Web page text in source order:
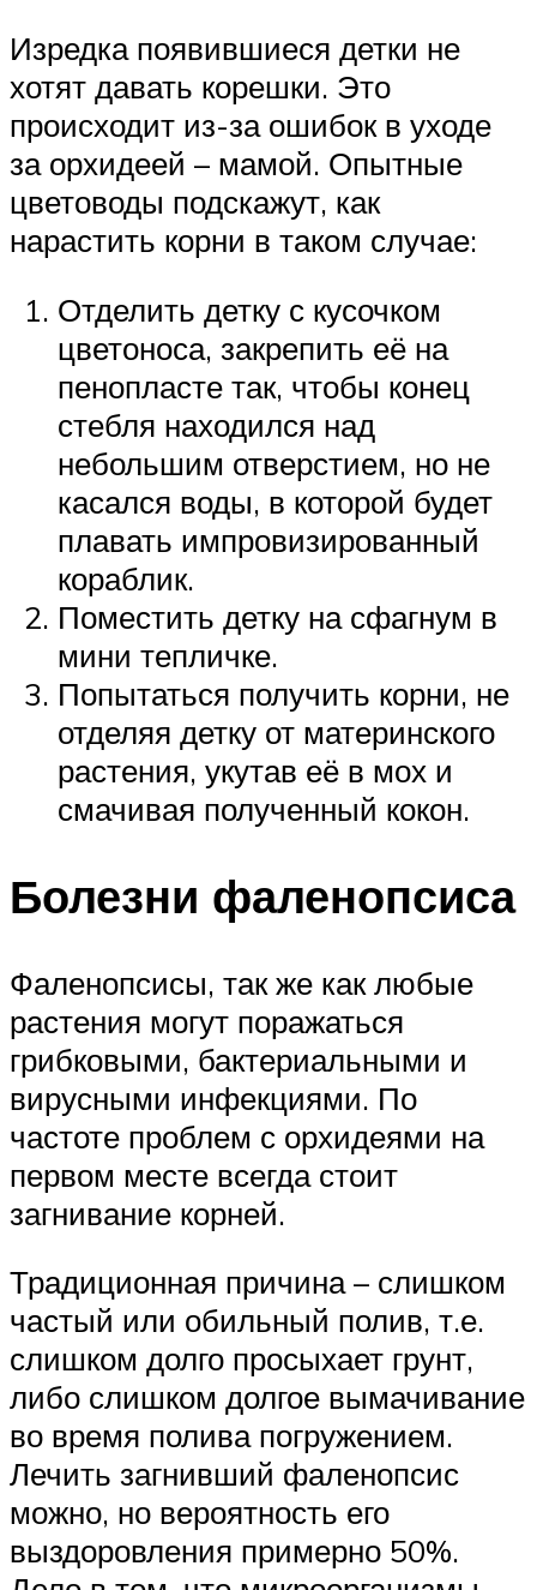
Изредка появившиеся детки не
хотят давать корешки. Это
происходит из-за ошибок в уходе
за орхидеей – мамой. Опытные
цветоводы подскажут, как
нарастить корни в таком случае:
Отделить детку с кусочком
цветоноса, закрепить её на
пенопласте так, чтобы конец
стебля находился над
небольшим отверстием, но не
касался воды, в которой будет
плавать импровизированный
кораблик.
Поместить детку на сфагнум в
мини тепличке.
Попытаться получить корни, не
отделяя детку от материнского
растения, укутав её в мох и
смачивая полученный кокон.
Болезни фаленопсиса
Фаленопсисы, так же как любые
растения могут поражаться
грибковыми, бактериальными и
вирусными инфекциями. По
частоте проблем с орхидеями на
первом месте всегда стоит
загнивание корней.
Традиционная причина – слишком
частый или обильный полив, т.е.
слишком долго просыхает грунт,
либо слишком долгое вымачивание
во время полива погружением.
Лечить загнивший фаленопсис
можно, но вероятность его
выздоровления примерно 50%.